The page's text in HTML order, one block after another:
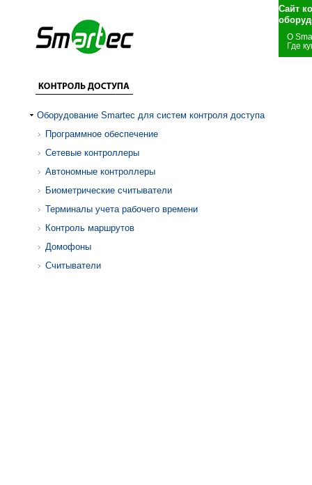
Сайт
О
Где
Оборудование Smartec для систем контроля доступа
Программное обеспечение
Сетевые контроллеры
Автономные контроллеры
Биометрические считыватели
Терминалы учета рабочего времени
Контроль маршрутов
Домофоны
Считыватели